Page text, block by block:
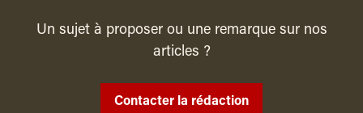
Un sujet à proposer ou une remarque sur nos
articles ?
Contacter la rédaction